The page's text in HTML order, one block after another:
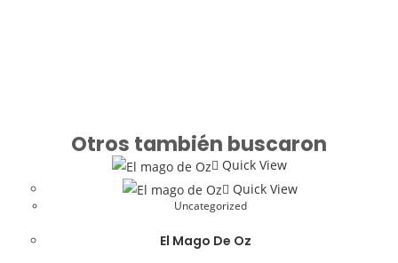
Otros también buscaron
Quick View
Quick View
Uncategorized
El Mago De Oz